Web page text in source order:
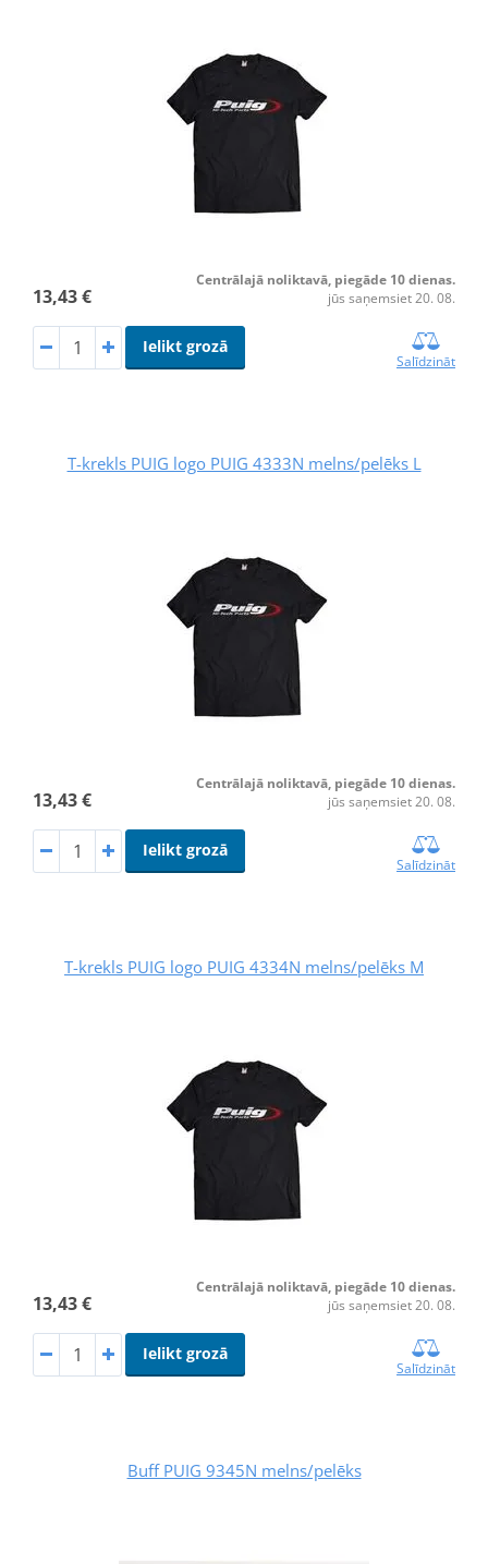
13,43 €
Centrālajā noliktavā, piegāde 10 dienas.
jūs saņemsiet 20. 08.
Ielikt grozā
Salīdzināt
T-krekls PUIG logo PUIG 4333N melns/pelēks L
13,43 €
Centrālajā noliktavā, piegāde 10 dienas.
jūs saņemsiet 20. 08.
Ielikt grozā
Salīdzināt
T-krekls PUIG logo PUIG 4334N melns/pelēks M
13,43 €
Centrālajā noliktavā, piegāde 10 dienas.
jūs saņemsiet 20. 08.
Ielikt grozā
Salīdzināt
Buff PUIG 9345N melns/pelēks